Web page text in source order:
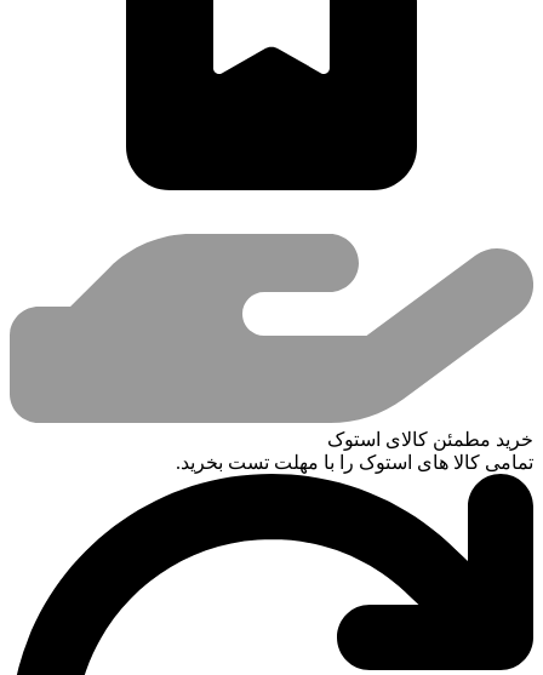
خرید مطمئن کالای استوک
تمامی کالا های استوک را با مهلت تست بخرید.